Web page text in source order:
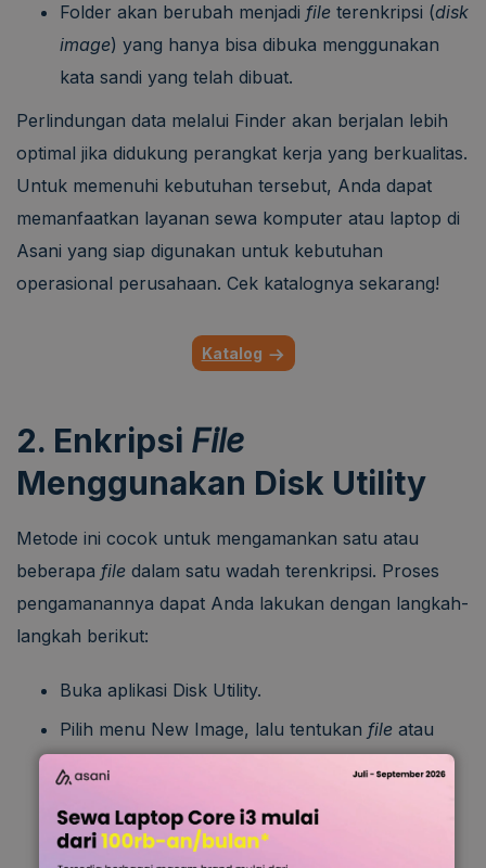
Folder akan berubah menjadi file terenkripsi (disk
image) yang hanya bisa dibuka menggunakan
kata sandi yang telah dibuat.
Perlindungan data melalui Finder akan berjalan lebih
optimal jika didukung perangkat kerja yang berkualitas.
Untuk memenuhi kebutuhan tersebut, Anda dapat
memanfaatkan layanan sewa komputer atau laptop di
Asani yang siap digunakan untuk kebutuhan
operasional perusahaan. Cek katalognya sekarang!
Katalog
2. Enkripsi File
Menggunakan Disk Utility
Metode ini cocok untuk mengamankan satu atau
beberapa file dalam satu wadah terenkripsi. Proses
pengamanannya dapat Anda lakukan dengan langkah-
langkah berikut:
Buka aplikasi Disk Utility.
Pilih menu New Image, lalu tentukan file atau
enkripsi.